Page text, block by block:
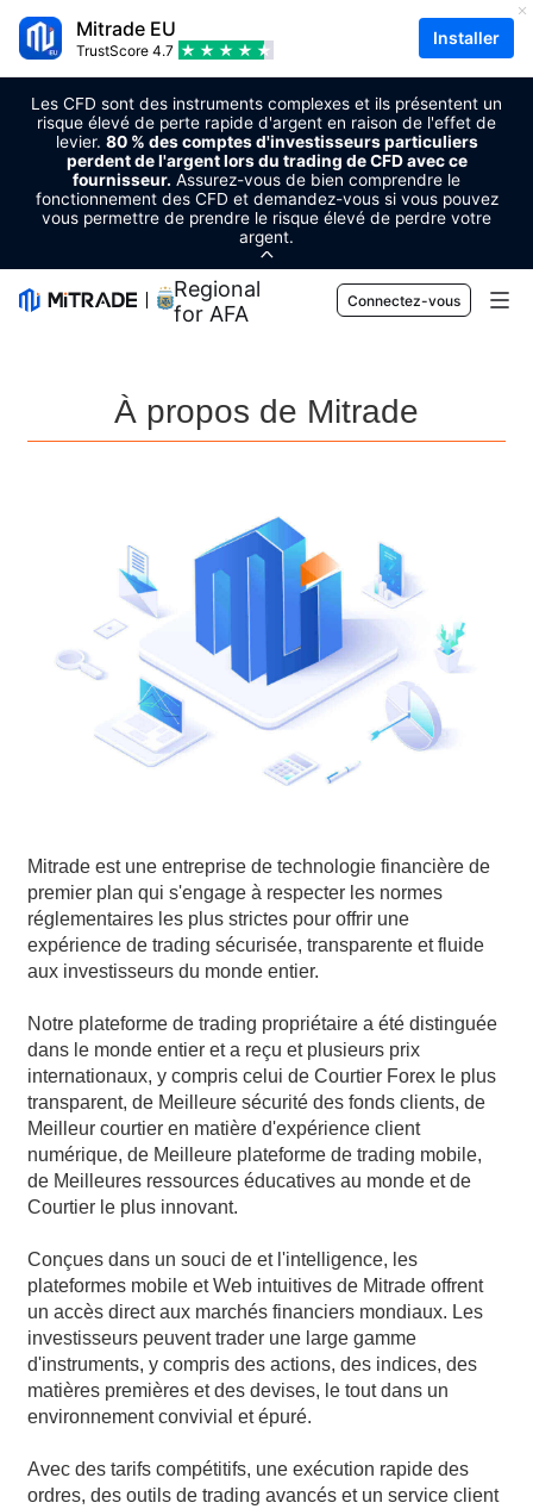
Mitrade EU
TrustScore 4.7
Installer
Les CFD sont des instruments complexes et ils présentent un
risque élevé de perte rapide d'argent en raison de l'effet de
levier. 80 % des comptes d'investisseurs particuliers
perdent de l'argent lors du trading de CFD avec ce
fournisseur. Assurez-vous de bien comprendre le
fonctionnement des CFD et demandez-vous si vous pouvez
vous permettre de prendre le risque élevé de perdre votre
argent.
Regional Sponsor
for AFA
Connectez-vous
Coûts et frais
Principes de base
À propos de Mitrade
Parrainage de l'AFA
Nos distinctions
Documents juridiques
Contactez-nous
Centre d'aide
Nederlands
Español
Português
Polski
العربية
简体中文
한국어
ไทย
Tiếng việt
Bahasa Melayu
À propos de Mitrade
Mitrade est une entreprise de technologie financière de
premier plan qui s'engage à respecter les normes
réglementaires les plus strictes pour offrir une
expérience de trading sécurisée, transparente et fluide
aux investisseurs du monde entier.
Notre plateforme de trading propriétaire a été distinguée
dans le monde entier et a reçu et plusieurs prix
internationaux, y compris celui de Courtier Forex le plus
transparent, de Meilleure sécurité des fonds clients, de
Meilleur courtier en matière d'expérience client
numérique, de Meilleure plateforme de trading mobile,
de Meilleures ressources éducatives au monde et de
Courtier le plus innovant.
Conçues dans un souci de et l'intelligence, les
plateformes mobile et Web intuitives de Mitrade offrent
un accès direct aux marchés financiers mondiaux. Les
investisseurs peuvent trader une large gamme
d'instruments, y compris des actions, des indices, des
matières premières et des devises, le tout dans un
environnement convivial et épuré.
Avec des tarifs compétitifs, une exécution rapide des
ordres, des outils de trading avancés et un service client